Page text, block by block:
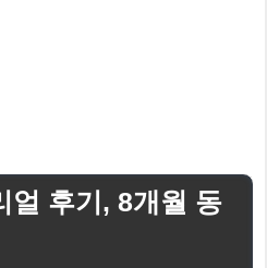
얼 후기, 8개월 동